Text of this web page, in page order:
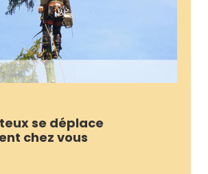
se déplace
chez vous